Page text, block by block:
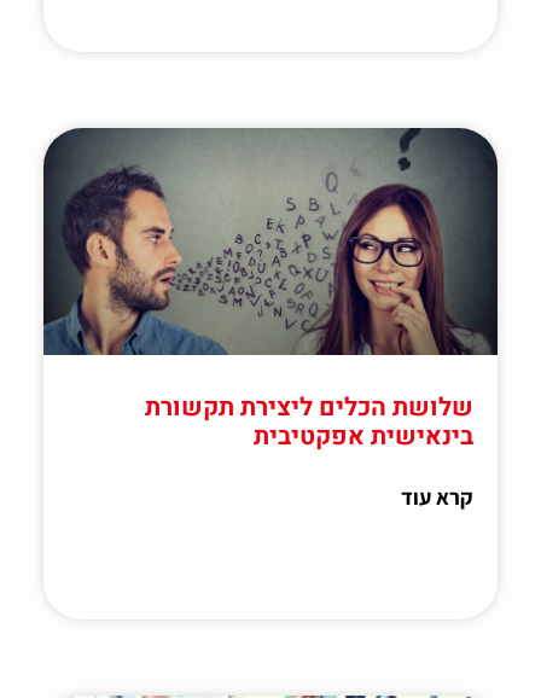
שלושת הכלים ליצירת תקשורת
בינאישית אפקטיבית
קרא עוד